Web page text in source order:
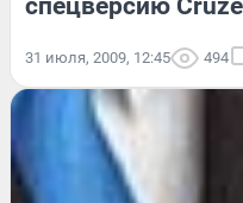
31 июля, 2009, 12:45 494